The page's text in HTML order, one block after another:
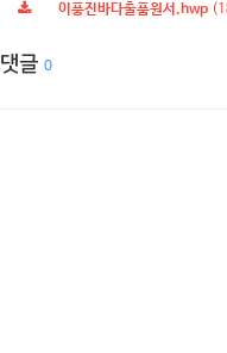
이풍진바다출품원서.hwp
댓글 0